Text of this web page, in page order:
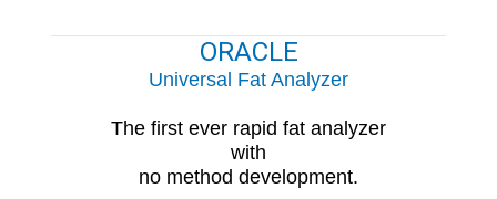
ORACLE
Universal Fat Analyzer
The first ever rapid fat analyzer
with
no method development.